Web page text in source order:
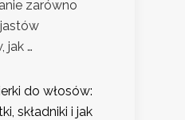
zarówno
jak …
do włosów:
składniki i jak